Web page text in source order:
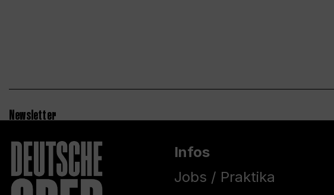
Newsletter
Infos
Jobs / Praktika